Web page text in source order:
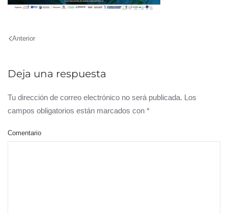
Anterior
Deja una respuesta
Tu dirección de correo electrónico no será publicada. Los
campos obligatorios están marcados con *
Comentario